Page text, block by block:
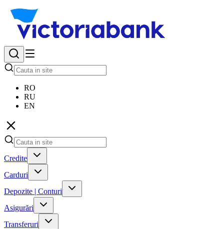
RO
RU
EN
Credite
Carduri
Depozite | Conturi
Asigurări
Transferuri